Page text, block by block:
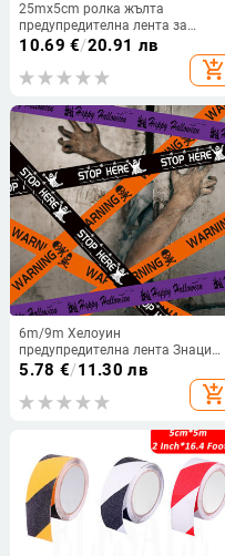
25mx5cm ролка жълта
предупредителна лента за
предпазна бариера за
изпълнители Ново пристигане
10.69 €/20.91 лв
add_shopping_cart
6m/9m Хелоуин
предупредителна лента Знаци
Хелоуин реквизит
Предупреждение за опасност
Линия Изолационен колан Знак
5.78 €/11.30 лв
add_shopping_cart